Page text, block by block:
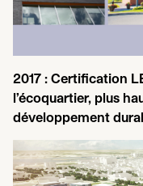
2017 : Certification
l’écoquartier, plus
développement